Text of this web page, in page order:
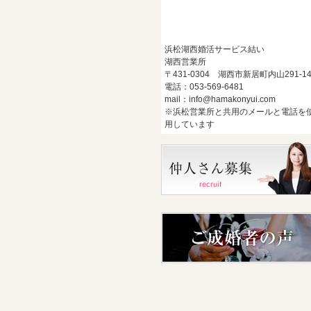
浜松湖西婚活サービス結い
湖西営業所
〒431-0304 湖西市新居町内山291-14
電話：053-569-6481
mail：info@hamakonyui.com
※浜松営業所と共用のメールと電話を
用しています